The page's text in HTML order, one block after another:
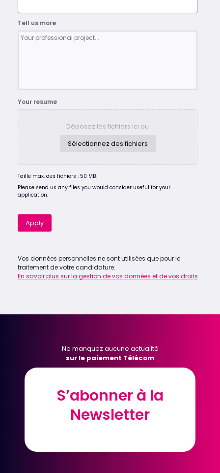
Tell us more
Your resume
Déposez les fichiers ici ou
Sélectionnez des fichiers
Taille max. des fichiers : 50 MB.
Please send us any files you would consider useful for your
application.
Apply
Vos données personnelles ne sont utilisées que pour le
traitement de votre candidature.
En savoir plus sur la gestion de vos données et de vos droits
Ne manquez aucune actualité
sur le paiement Télécom
S’abonner à la
Newsletter
S’abonner à la
Newsletter